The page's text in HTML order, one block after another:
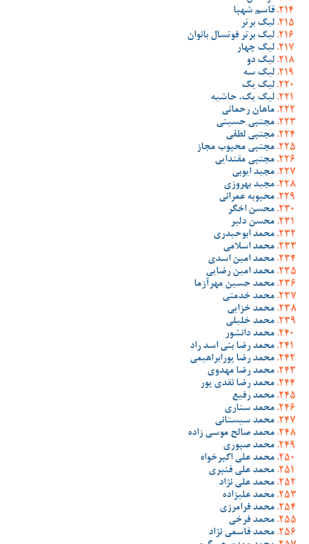
قاسم شهبا
لیگ برتر
لیگ برتر فوتسال بانوان
لیگ چهار
لیگ دو
لیگ سه
لیگ یک
لیگ یک، حاشیه
ماهان رحمانی
مجتبی حسینی
مجتبی لطفی
مجتبی محبوب مجاز
مجتبی مقتدایی
مجید ایوبی
مجید بهروزی
محبوبه عمرانی
محسن اخگر
محسن دلیر
محمد ابوحیدری
محمد اسلامی
محمد امین اسدی
محمد امین رضایی
محمد حسین مهرآزما
محمد خدمتی
محمد خزایی
محمد خلیلی
محمد دانشور
محمد رضا بنی اسد راد
محمد رضا پورابراهیمی
محمد رضا مهدوی
محمد رضا نقدی پور
محمد رفیع
محمد ستاری
محمد سیستانی
محمد صالح موسی زاده
محمد صبوری
محمد علی اکبرخواه
محمد علی قنبری
محمد علی نژاد
محمد علیزاده
محمد فرامرزی
محمد فرخی
محمد قاسمی نژاد